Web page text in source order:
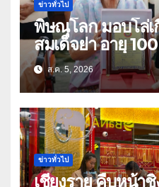
ข่าวทั่วไป
พิษณุโลก มอบโล่
สมเด็จย่า อายุ 100 ปี “นางจอม
เนตร” ตำบลบ้านก
ส.ค. 5, 2026
ข่าวทั่วไป
เชียงราย คืบหน้าชิงทองเชียงของ